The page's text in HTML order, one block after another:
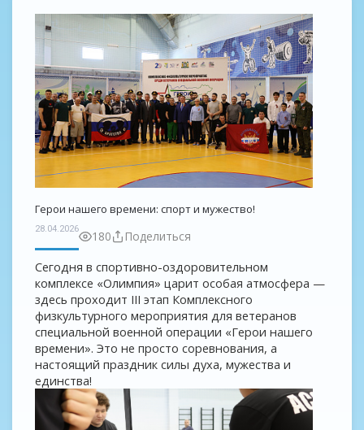
Герои нашего времени: спорт и мужество!
28.04.2026 180 Поделиться
Сегодня в спортивно-оздоровительном
комплексе «Олимпия» царит особая атмосфера —
здесь проходит III этап Комплексного
физкультурного мероприятия для ветеранов
специальной военной операции «Герои нашего
времени». Это не просто соревнования, а
настоящий праздник силы духа, мужества и
единства!